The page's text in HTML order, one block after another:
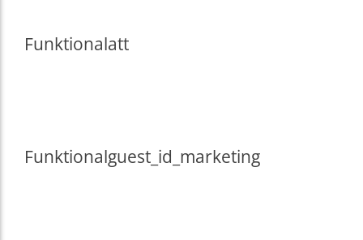
Funktionalatt
Funktionalguest_id_marketing